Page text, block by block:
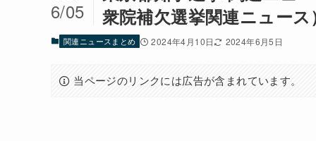
衆院補欠選挙関連ニュース
6/05
関連ニュースまとめ 2024年4月10日 2024年6月5日
当ページのリンクには広告が含まれています。